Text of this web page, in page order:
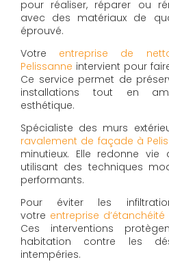
pour réaliser, réparer ou
avec des matériaux de
éprouvé.
Votre entreprise de
Pelissanne intervient pour
Ce service permet de
installations tout en
esthétique.
Spécialiste des murs
ravalement de façade à
minutieux. Elle redonne
utilisant des techniques
performants.
Pour éviter les
votre entreprise
Ces interventions
habitation contre les
intempéries.